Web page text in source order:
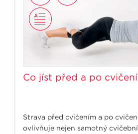
Co jíst před a po cvičení
Strava před cvičením a po
ovlivňuje nejen samotný